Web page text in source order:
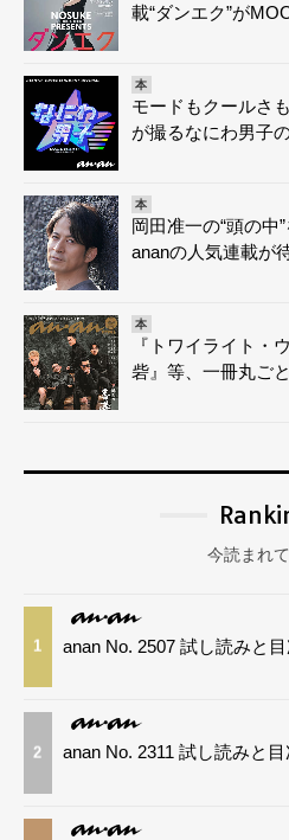
載“ダンエク”が
本
モードもクールさ
が撮るなにわ男子
本
岡田准一の“頭の中
ananの人気連載が
本
『トワイライト・
砦』等、一冊丸ご
今読まれ
1 anan No. 2507 試し読みと
2 anan No. 2311 試し読みと目